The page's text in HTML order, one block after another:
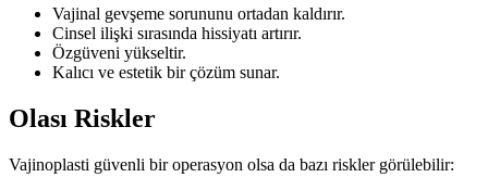
Vajinal gevşeme sorununu ortadan kaldırır.
Cinsel ilişki sırasında hissiyatı artırır.
Özgüveni yükseltir.
Kalıcı ve estetik bir çözüm sunar.
Olası Riskler
Vajinoplasti güvenli bir operasyon olsa da bazı riskler görülebilir: